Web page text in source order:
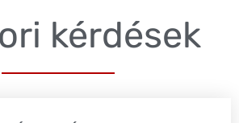
kérdések